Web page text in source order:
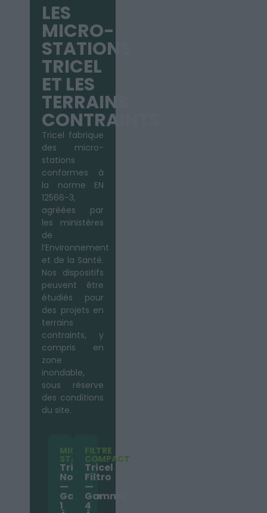
LES
MICRO-
STATIONS
TRICEL
ET LES
TERRAINS
CONTRAINTS
Tricel fabrique
des micro-
stations
conformes à
la norme EN
12566-3,
agréées par
les ministères
de
l’Environnement
et de la Santé.
Nos dispositifs
peuvent être
étudiés pour
des projets en
terrains
contraints, y
compris en
zone
inondable,
sous réserve
des conditions
du site.
MICRO-
STATION
Tricel
Novo
—
Gamme
1
FILTRE
COMPACT
Tricel
Filtro
—
Gamme
4